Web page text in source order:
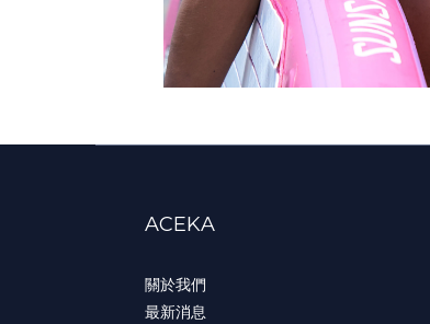
ACEKA
關於我們
最新消息